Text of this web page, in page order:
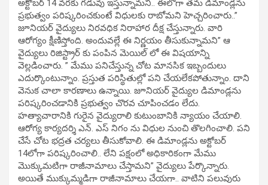
అక్టోబర్ 14 వరకు గడువు ఇస్తున్నామని.. ఈలోగా తమ డిమాండ్లను
ప్రభుత్వం పరిష్కరించకుంటే విధులకు రాబోమని హెచ్చరించారు..”
జూనియర్ వైద్యులు నిరవధిక నిరాహార దీక్ష చేస్తున్నారు. వారి
ఆరోగ్యం క్షీణిస్తోంది. అందువల్లే ఈ నిర్ణయం తీసుకున్నామని” ఆ
వైద్యులు రిజిస్ట్రార్ కు పంపిన మెయిల్ లో ఈ విషయాన్ని
వెల్లడించారు. ” మేము పనిచేస్తున్న చోట మానసిక ఇబ్బందులు
ఎదుర్కొంటున్నాం. ప్రస్తుత పరిస్థితుల్లో పని చేయలేకపోతున్నాం. దాని
వెనుక చాలా కారణాలు ఉన్నాయి. జూనియర్ వైద్యుల డిమాండ్లను
పరిష్కరించడానికి ప్రభుత్వం చొరవ చూపించడం లేదు.
హత్యాచారానికి గురైన వైద్యురాలి కుటుంబానికి న్యాయం చేయాలి.
ఆరోగ్య కార్యదర్శి ఎన్. ఎస్ నిగం ను విధుల నుంచి తొలగించాలి. పని
చేసే చోట భద్రత చర్యలు తీసుకోవాలి. ఈ డిమాండ్లను అక్టోబర్
14లోగా పరిష్కరించాలి.. లేని పక్షంలో అధికారికంగా మేము
మొక్కుమటిగా రాజీనామాలు చేస్తామని” వైద్యులు పేర్కొన్నారు.
అయితే ముక్కుమ్మడిగా రాజీనామాలు చేయగా.. వాటిని పలువురు